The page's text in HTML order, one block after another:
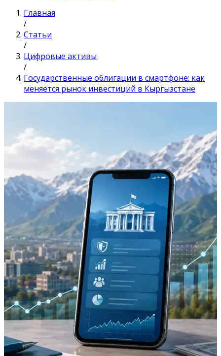
Главная
/
Статьи
/
Цифровые активы
/
Государственные облигации в смартфоне: как
меняется рынок инвестиций в Кыргызстане